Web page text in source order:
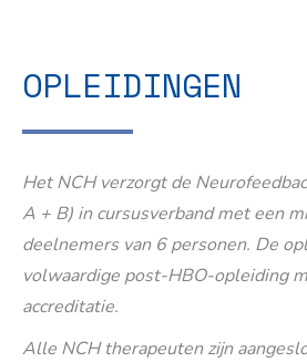
OPLEIDINGEN
Het NCH verzorgt de
A + B) in cursusverband met een
deelnemers van 6 personen. De
volwaardige post-HBO-opleiding
accreditatie.
Alle NCH therapeuten zijn